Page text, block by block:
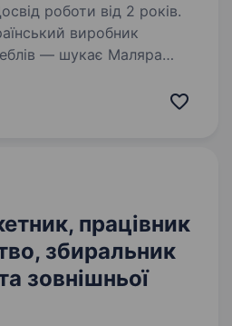
роботи від 2 років.
виробник
— шукає Маляра
працівник
збиральник
зовнішньої